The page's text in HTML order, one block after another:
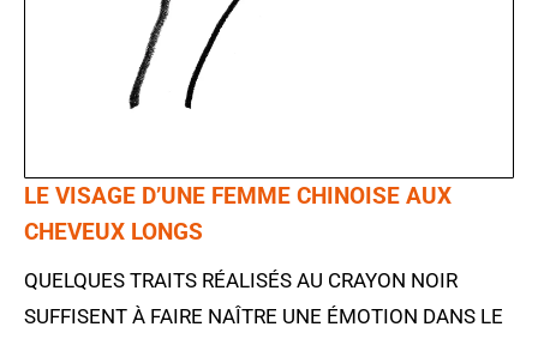
LE VISAGE D’UNE FEMME CHINOISE AUX
CHEVEUX LONGS
QUELQUES TRAITS RÉALISÉS AU CRAYON NOIR
SUFFISENT À FAIRE NAÎTRE UNE ÉMOTION DANS LE